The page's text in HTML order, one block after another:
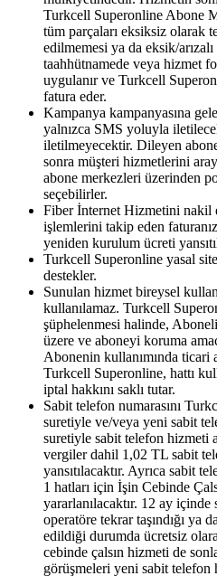
Turkcell Superonline Abone
tüm parçaları eksiksiz olarak
edilmemesi ya da eksik/
taahhütnamede veya hizmet
uygulanır ve Turkcell
fatura eder.
Kampanya kampanyasına
yalnızca SMS yoluyla
iletilmeyecektir. Dileyen
sonra müşteri hizmetlerini
abone merkezleri üzerinden
seçebilirler.
Fiber İnternet Hizmetini nakil
işlemlerini takip eden
yeniden kurulum ücreti
Turkcell Superonline yasal
destekler.
Sunulan hizmet bireysel
kullanılamaz. Turkcell
şüphelenmesi halinde,
üzere ve aboneyi koruma
Abonenin kullanımında ticari
Turkcell Superonline, hattı
iptal hakkını saklı tutar.
Sabit telefon numarasını
suretiyle ve/veya yeni sabit
suretiyle sabit telefon hizmeti
vergiler dahil 1,02 TL sabit
yansıtılacaktır. Ayrıca sabit
1 hatları için İşin Cebinde
yararlanılacaktır. 12 ay
operatöre tekrar taşındığı ya
edildiği durumda ücretsiz
cebinde çalsın hizmeti de
görüşmeleri yeni sabit